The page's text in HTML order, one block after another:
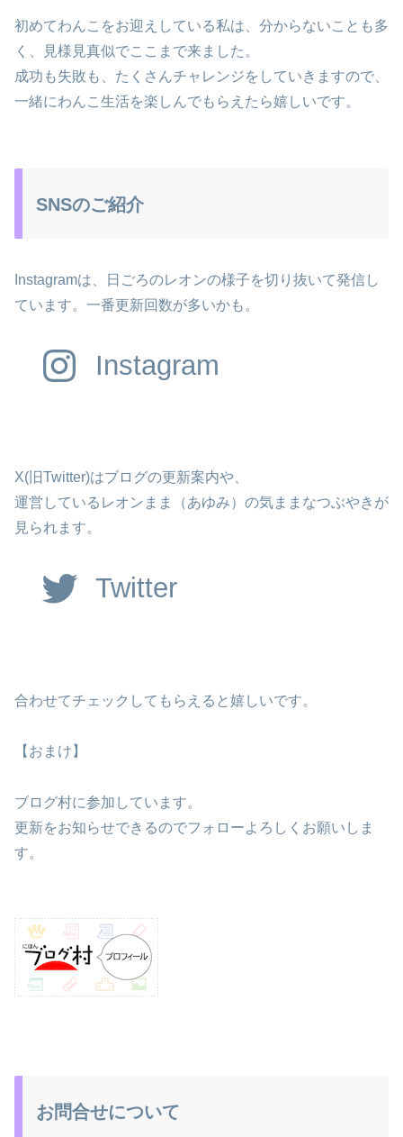
初めてわんこをお迎えしている私は、分からないことも多
く、見様見真似でここまで来ました。
成功も失敗も、たくさんチャレンジをしていきますので、
一緒にわんこ生活を楽しんでもらえたら嬉しいです。
SNSのご紹介
Instagramは、日ごろのレオンの様子を切り抜いて発信し
ています。一番更新回数が多いかも。
Instagram
X(旧Twitter)はブログの更新案内や、
運営しているレオンまま（あゆみ）の気ままなつぶやきが
見られます。
Twitter
合わせてチェックしてもらえると嬉しいです。
【おまけ】
ブログ村に参加しています。
更新をお知らせできるのでフォローよろしくお願いしま
す。
お問合せについて